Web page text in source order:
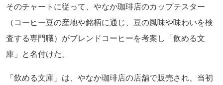
そのチャートに従って、やなか珈琲店のカップテスター
（コーヒー豆の産地や銘柄に通じ、豆の風味や味わいを検
査する専門職）がブレンドコーヒーを考案し「飲める文
庫」と名付けた。
「飲める文庫」は、やなか珈琲店の店舗で販売され、当初